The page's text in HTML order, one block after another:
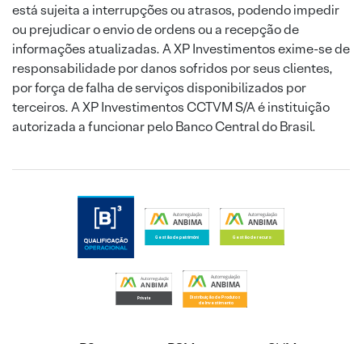
está sujeita a interrupções ou atrasos, podendo impedir
ou prejudicar o envio de ordens ou a recepção de
informações atualizadas. A XP Investimentos exime-se de
responsabilidade por danos sofridos por seus clientes,
por força de falha de serviços disponibilizados por
terceiros. A XP Investimentos CCTVM S/A é instituição
autorizada a funcionar pelo Banco Central do Brasil.